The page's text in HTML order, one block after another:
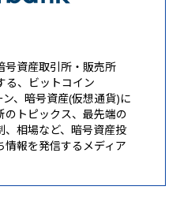
号資産取引所・販売所
る、ビットコイン
、暗号資産(仮想通貨)に
のトピックス、最先端の
、相場など、暗号資産投
報を発信するメディア